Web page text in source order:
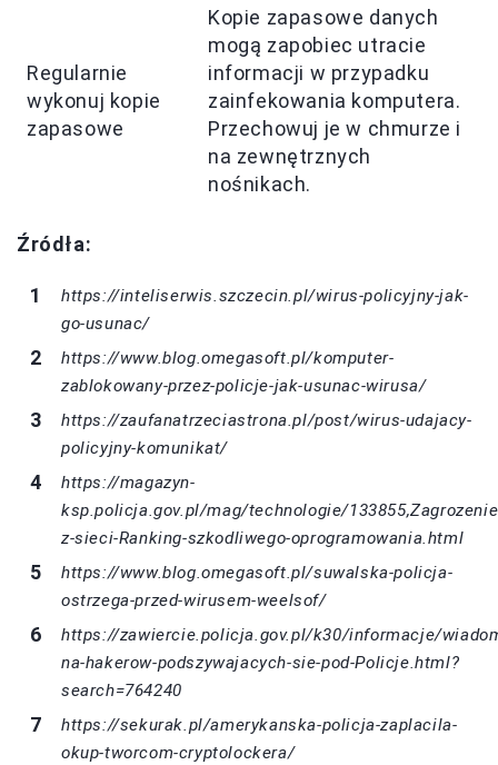
Regularnie
wykonuj kopie
zapasowe
Kopie zapasowe danych
mogą zapobiec utracie
informacji w przypadku
zainfekowania komputera.
Przechowuj je w chmurze i
na zewnętrznych
nośnikach.
Źródła:
https://inteliserwis.szczecin.pl/wirus-policyjny-jak-
go-usunac/
https://www.blog.omegasoft.pl/komputer-
zablokowany-przez-policje-jak-usunac-wirusa/
https://zaufanatrzeciastrona.pl/post/wirus-udajacy-
policyjny-komunikat/
https://magazyn-
ksp.policja.gov.pl/mag/technologie/
z-sieci-Ranking-szkodliwego-oprogramowania.html
https://www.blog.omegasoft.pl/suwalska-policja-
ostrzega-przed-wirusem-weelsof/
https://zawiercie.policja.gov.pl/k30/informacje/
na-hakerow-podszywajacych-sie-pod-Policje.html?
search=764240
https://sekurak.pl/amerykanska-policja-zaplacila-
okup-tworcom-cryptolockera/